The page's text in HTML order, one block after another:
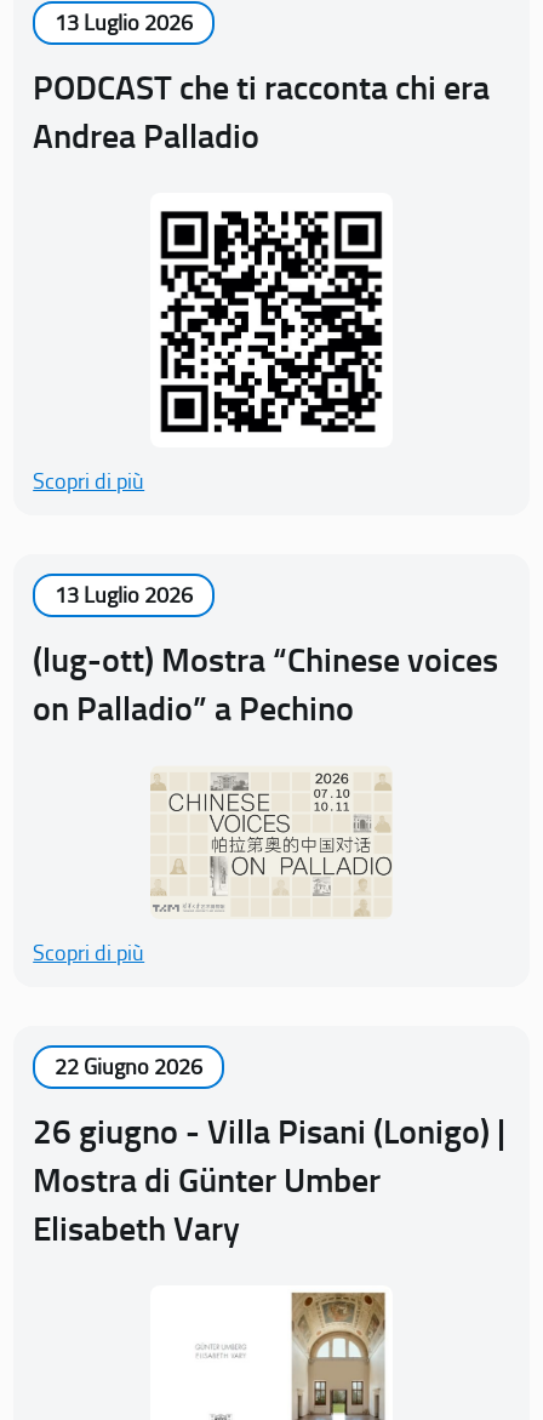
13 Luglio 2026
PODCAST che ti racconta chi era
Andrea Palladio
Scopri di più
13 Luglio 2026
(lug-ott) Mostra “Chinese voices
on Palladio” a Pechino
Scopri di più
22 Giugno 2026
26 giugno - Villa Pisani (Lonigo) |
Mostra di Günter Umber
Elisabeth Vary